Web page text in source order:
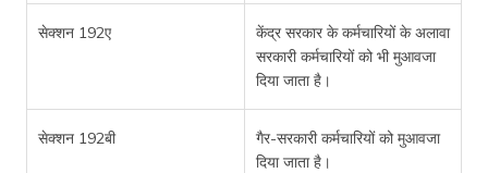
सेक्शन 192ए
केंद्र सरकार के कर्मचारियों के अलावा
सरकारी कर्मचारियों को भी मुआवजा
दिया जाता है।
सेक्शन 192बी
गैर-सरकारी कर्मचारियों को मुआवजा
दिया जाता है।